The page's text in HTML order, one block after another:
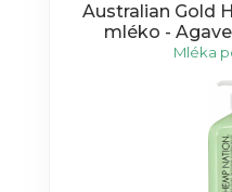
Australian Gold
mléko -
Mléka